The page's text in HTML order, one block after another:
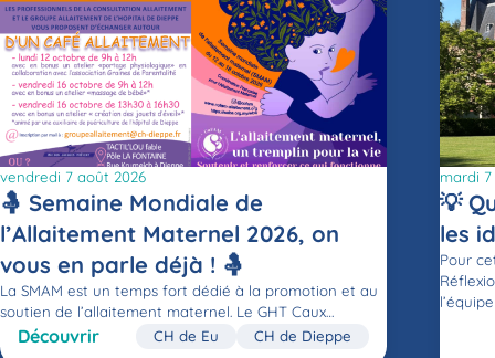
vendredi 7 août 2026
🤱 Semaine Mondiale de
l’Allaitement Maternel 2026, on
vous en parle déjà ! 🤱
La SMAM est un temps fort dédié à la promotion et au
soutien de l’allaitement maternel. Le GHT Caux…
Découvrir CH de Dieppe
CH de Eu
mardi
💡
les
Pour